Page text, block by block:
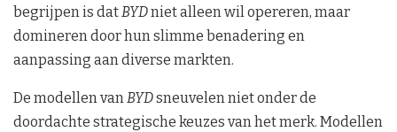
begrijpen is datBYDniet alleen wil opereren, maar
domineren door hun slimme benadering en
aanpassing aan diverse markten.
De modellen vanBYDsneuvelen niet onder de
doordachte strategische keuzes van het merk. Modellen